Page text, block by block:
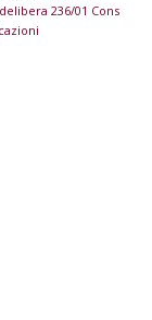
236/01 Cons